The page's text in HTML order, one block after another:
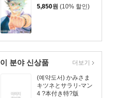
5,850원 (10% 할인)
이 분야 신상품
(예약도서) かみさま
キツネとサラリ-マン
4 ?本付き特?版
더보기